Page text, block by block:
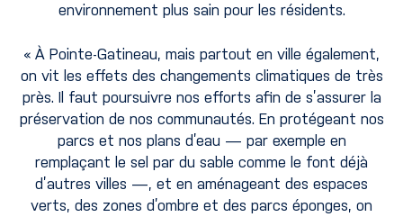
environnement plus sain pour les résidents.
« À Pointe-Gatineau, mais partout en ville également,
on vit les effets des changements climatiques de très
près. Il faut poursuivre nos efforts afin de s’assurer la
préservation de nos communautés. En protégeant nos
parcs et nos plans d’eau — par exemple en
remplaçant le sel par du sable comme le font déjà
d’autres villes —, et en aménageant des espaces
verts, des zones d’ombre et des parcs éponges, on